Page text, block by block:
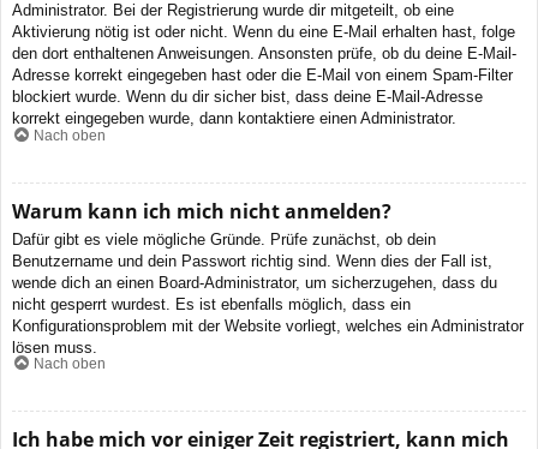
Administrator. Bei der Registrierung wurde dir mitgeteilt, ob eine
Aktivierung nötig ist oder nicht. Wenn du eine E-Mail erhalten hast, folge
den dort enthaltenen Anweisungen. Ansonsten prüfe, ob du deine E-Mail-
Adresse korrekt eingegeben hast oder die E-Mail von einem Spam-Filter
blockiert wurde. Wenn du dir sicher bist, dass deine E-Mail-Adresse
korrekt eingegeben wurde, dann kontaktiere einen Administrator.
Nach oben
Warum kann ich mich nicht anmelden?
Dafür gibt es viele mögliche Gründe. Prüfe zunächst, ob dein
Benutzername und dein Passwort richtig sind. Wenn dies der Fall ist,
wende dich an einen Board-Administrator, um sicherzugehen, dass du
nicht gesperrt wurdest. Es ist ebenfalls möglich, dass ein
Konfigurationsproblem mit der Website vorliegt, welches ein Administrator
lösen muss.
Nach oben
Ich habe mich vor einiger Zeit registriert, kann mich